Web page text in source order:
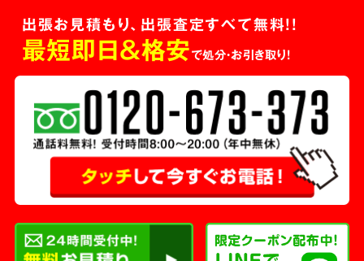
出張お見積もり、出張査定すべて無料!!
最短即日＆格安で処分・お引き取り！